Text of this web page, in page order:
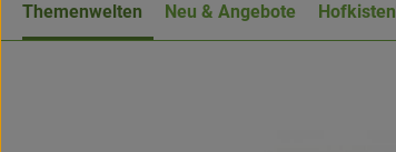
Themenwelten Neu & Angebote Hofkisten